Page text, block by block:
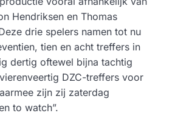
Hendriksen en Thomas
drie spelers namen tot nu
tien en acht treffers in
dertig oftewel bijna tachtig
DZC-treffers voor
zijn zij zaterdag
to watch”.